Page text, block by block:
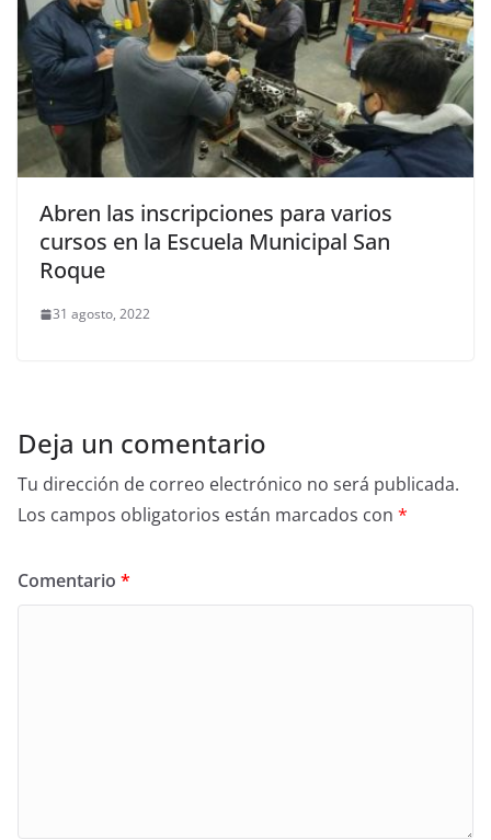
Abren las inscripciones para varios
cursos en la Escuela Municipal San
Roque
31 agosto, 2022
Deja un comentario
Tu dirección de correo electrónico no será publicada.
Los campos obligatorios están marcados con *
Comentario *